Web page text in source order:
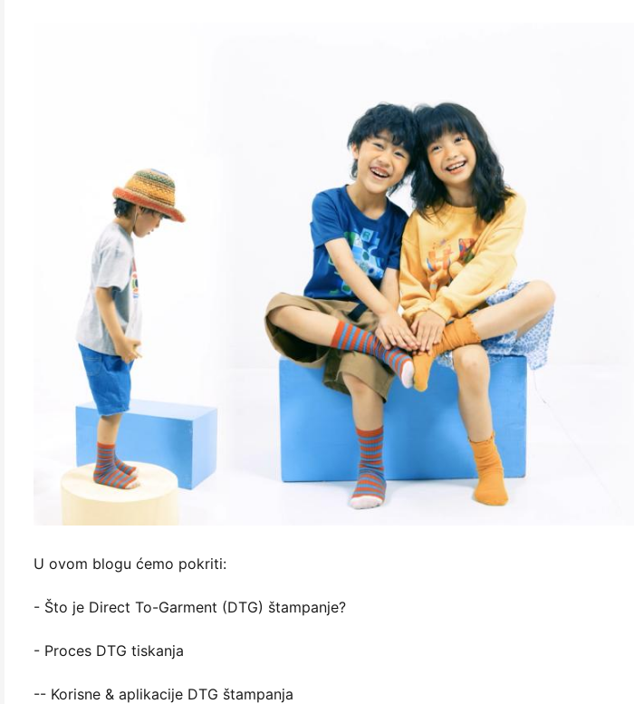
U ovom blogu ćemo pokriti:
- Što je Direct To-Garment (DTG) štampanje?
- Proces DTG tiskanja
-- Korisne & aplikacije DTG štampanja